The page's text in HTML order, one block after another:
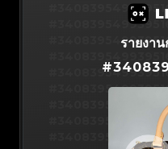
รายงา
#